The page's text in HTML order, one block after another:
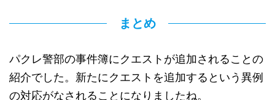
まとめ
パクレ警部の事件簿にクエストが追加されることの
紹介でした。新たにクエストを追加するという異例
の対応がなされることになりましたね。